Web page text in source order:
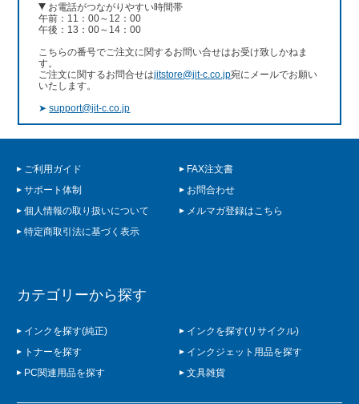
お電話がつながりやすい時間帯
午前：11：00～12：00
午後：13：00～14：00
こちらの番号でご注文に関するお問い合せはお受け致しかねま
す。
ご注文に関するお問合せはjitstore@jit-c.co.jp宛にメールでお願い
いたします。
➤support@jit-c.co.jp
ご利用ガイド
FAX注文書
サポート体制
お問合わせ
個人情報の取り扱いについて
メルマガ登録はこちら
特定商取引法に基づく表示
カテゴリーから探す
インクを探す(純正)
インクを探す(リサイクル)
トナーを探す
インクジェット用品を探す
PC関連用品を探す
文具雑貨